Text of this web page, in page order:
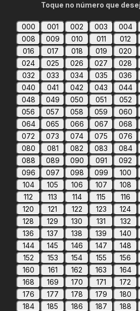
Toque no número que
000 001 002 003 004
008
009 010 011 012
016
017 018 019 020
024
025 026 027 028
032
033 034 035 036
040
041 042 043 044
048
049 050 051 052
056
057 058 059 060
064
065 066 067 068
072
073 074 075 076
080
081 082 083 084
088
089 090 091 092
096
097 098 099 100
104
105 106 107 108
112
113 114 115 116
120
121 122 123 124
128
129 130 131 132
136
137 138 139 140
144
145 146 147 148
152
153 154 155 156
160
161 162 163 164
168
169 170 171 172
176
177 178 179 180
184
185 186 187 188